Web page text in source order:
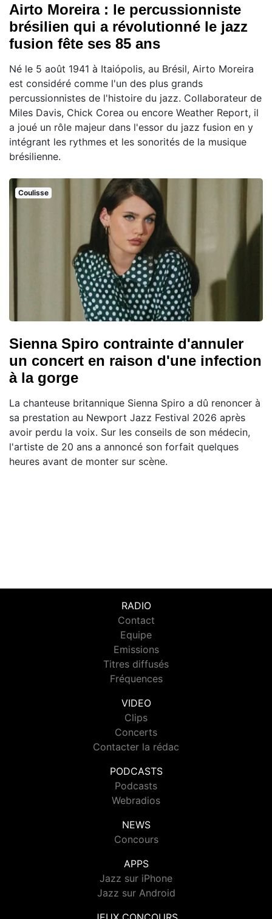
Airto Moreira : le percussionniste
brésilien qui a révolutionné le jazz
fusion fête ses 85 ans
Né le 5 août 1941 à Itaiópolis, au Brésil, Airto Moreira
est considéré comme l'un des plus grands
percussionnistes de l'histoire du jazz. Collaborateur de
Miles Davis, Chick Corea ou encore Weather Report, il
a joué un rôle majeur dans l'essor du jazz fusion en y
intégrant les rythmes et les sonorités de la musique
brésilienne.
Coulisse
Sienna Spiro contrainte d'annuler
un concert en raison d'une infection
à la gorge
La chanteuse britannique Sienna Spiro a dû renoncer à
sa prestation au Newport Jazz Festival 2026 après
avoir perdu la voix. Sur les conseils de son médecin,
l'artiste de 20 ans a annoncé son forfait quelques
heures avant de monter sur scène.
RADIO
Contact
Equipe
Emissions
Titres diffusés
Fréquences
VIDEO
Clips
Concerts
Contacter la rédac
PODCASTS
Podcasts
Webradios
NEWS
Concours
APPS
Jazz sur iPhone
Jazz sur Android